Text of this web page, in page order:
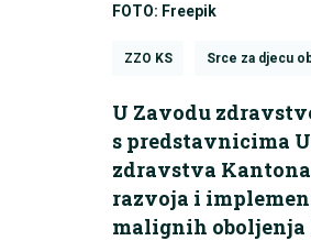
FOTO: Freepik
ZZO KS Srce za djecu
U Zavodu
s predstavnicima
zdravstva
razvoja i
malignih oboljenja